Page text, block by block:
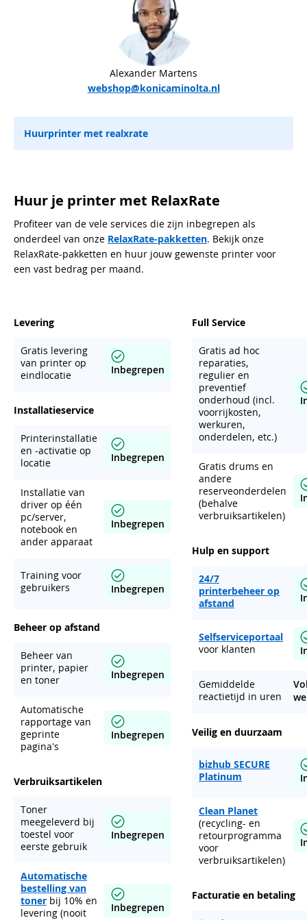
Alexander Martens
webshop@konicaminolta.nl
Huurprinter met realxrate
Huur je printer met RelaxRate
Profiteer van de vele services die zijn inbegrepen als
onderdeel van onze RelaxRate-pakketten. Bekijk onze
RelaxRate-pakketten en huur jouw gewenste printer voor
een vast bedrag per maand.
Levering
Gratis levering
van printer op
eindlocatie
Inbegrepen
Installatieservice
Printerinstallatie
en -activatie op
locatie
Inbegrepen
Installatie van
driver op één
pc/server,
notebook en
ander apparaat
Inbegrepen
Training voor
gebruikers
Inbegrepen
Beheer op afstand
Beheer van
printer, papier
en toner
Inbegrepen
Automatische
rapportage van
geprinte
pagina's
Inbegrepen
Verbruiksartikelen
Toner
meegeleverd bij
toestel voor
eerste gebruik
Inbegrepen
Automatische
bestelling van
toner bij 10% en
levering (nooit
Inbegrepen
Full Service
Gratis ad hoc
reparaties,
regulier en
preventief
onderhoud (incl.
voorrijkosten,
werkuren,
onderdelen, etc.)
Gratis drums en
andere
reserveonderdelen
(behalve
verbruiksartikelen)
Hulp en support
24/7
printerbeheer op
afstand
Selfserviceportaal
voor klanten
Gemiddelde
reactietijd in uren
Veilig en duurzaam
bizhub SECURE
Platinum
Clean Planet
(recycling- en
retourprogramma
voor
verbruiksartikelen)
Facturatie en betaling